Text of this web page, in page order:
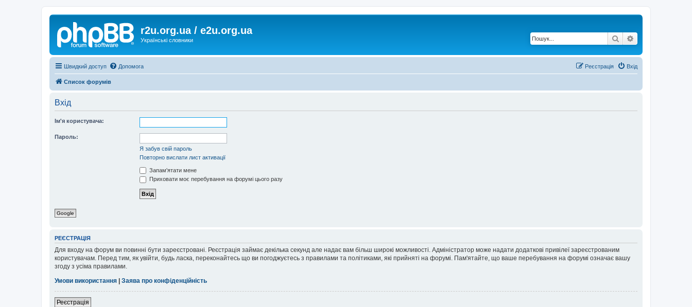
r2u.org.ua / e2u.org.ua
Українські словники Пошук
Швидкий доступ Допомога Вхід
Реєстрація
Список форумів
Вхід
Ім'я користувача:
Пароль:
Я забув свій пароль
Повторно вислати лист активації
Запам'ятати мене
Приховати моє перебування на форумі цього разу
Google
РЕЄСТРАЦІЯ
Для входу на форум ви повинні бути зареєстровані. Реєстрація займає декілька секунд але надає вам більш широкі можливості. Адміністратор може надати додаткові привілеї зареєстрованим
користувачам. Перед тим, як увійти, будь ласка, переконайтесь що ви погоджуєтесь з правилами та політиками, які прийняті на форумі. Пам'ятайте, що ваше перебування на форумі означає вашу
згоду з усіма правилами.
Умови використання
Заява про конфіденційність
Реєстрація